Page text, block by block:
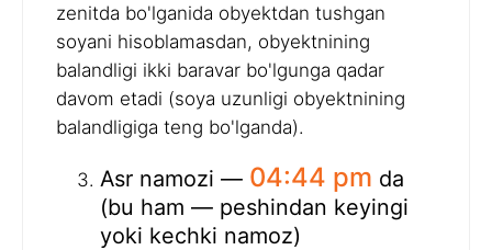
zenitda bo'lganida obyektdan tushgan
soyani hisoblamasdan, obyektnining
balandligi ikki baravar bo'lgunga qadar
davom etadi (soya uzunligi obyektnining
balandligiga teng bo'lganda).
Asr namozi — 04:44 pm da
(bu ham — peshindan keyingi
yoki kechki namoz)